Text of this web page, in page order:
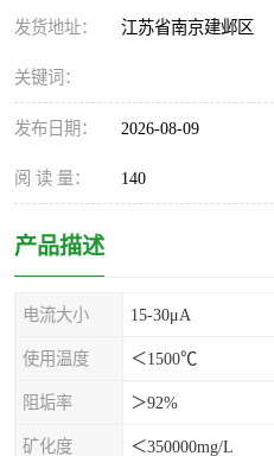
发货地址： 江苏省南京建邺区
关键词：
发布日期： 2026-08-09
阅 读 量： 140
产品描述
电流大小 15-30μA
使用温度 ＜1500℃
阻垢率 ＞92%
矿化度 ＜350000mg/L